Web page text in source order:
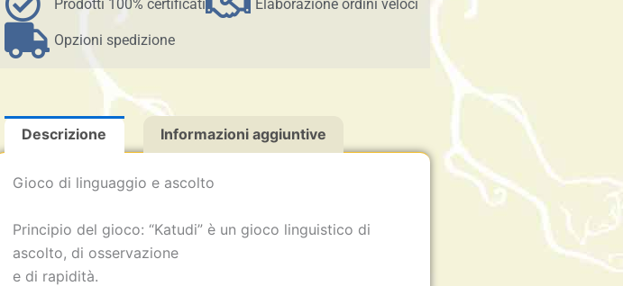
99
quantità
Prodotti 100% certificati Elaborazione ordini veloci
Opzioni spedizione
Descrizione Informazioni aggiuntive
Gioco di linguaggio e ascolto
Principio del gioco: “Katudi” è un gioco linguistico di
ascolto, di osservazione
e di rapidità.